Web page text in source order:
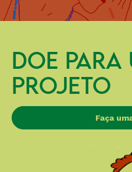
DOE PARA
PROJETO
Faça